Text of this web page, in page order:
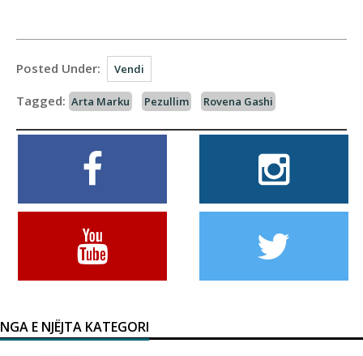
Posted Under: Vendi
Tagged: Arta Marku Pezullim Rovena Gashi
NGA E NJËJTA KATEGORI